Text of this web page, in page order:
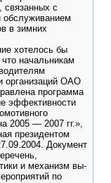
связанных с
обслуживанием
в зимних
хотелось бы
начальникам
организаций ОАО
программа
эффективно­сти
2005 — 2007 гг.»,
президентом
Доку­мент
и механизм вы­
по